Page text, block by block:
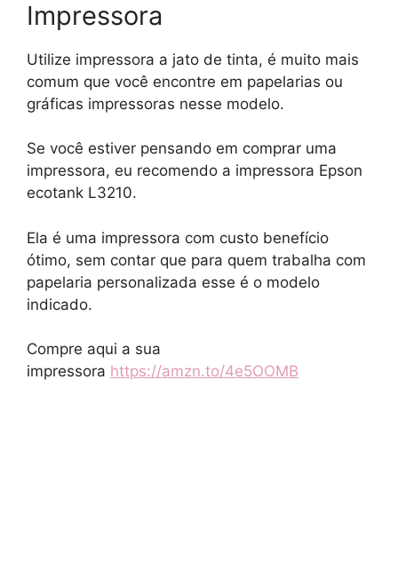
Impressora
Utilize impressora a jato de tinta, é muito mais
comum que você encontre em papelarias ou
gráficas impressoras nesse modelo.
Se você estiver pensando em comprar uma
impressora, eu recomendo a impressora Epson
ecotank L3210.
Ela é uma impressora com custo benefício
ótimo, sem contar que para quem trabalha com
papelaria personalizada esse é o modelo
indicado.
Compre aqui a sua
impressora https://amzn.to/4e5OOMB